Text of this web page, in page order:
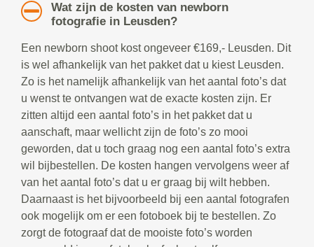
Wat zijn de kosten van newborn
fotografie in Leusden?
Een newborn shoot kost ongeveer €169,- Leusden. Dit
is wel afhankelijk van het pakket dat u kiest Leusden.
Zo is het namelijk afhankelijk van het aantal foto’s dat
u wenst te ontvangen wat de exacte kosten zijn. Er
zitten altijd een aantal foto’s in het pakket dat u
aanschaft, maar wellicht zijn de foto’s zo mooi
geworden, dat u toch graag nog een aantal foto’s extra
wil bijbestellen. De kosten hangen vervolgens weer af
van het aantal foto’s dat u er graag bij wilt hebben.
Daarnaast is het bijvoorbeeld bij een aantal fotografen
ook mogelijk om er een fotoboek bij te bestellen. Zo
zorgt de fotograaf dat de mooiste foto’s worden